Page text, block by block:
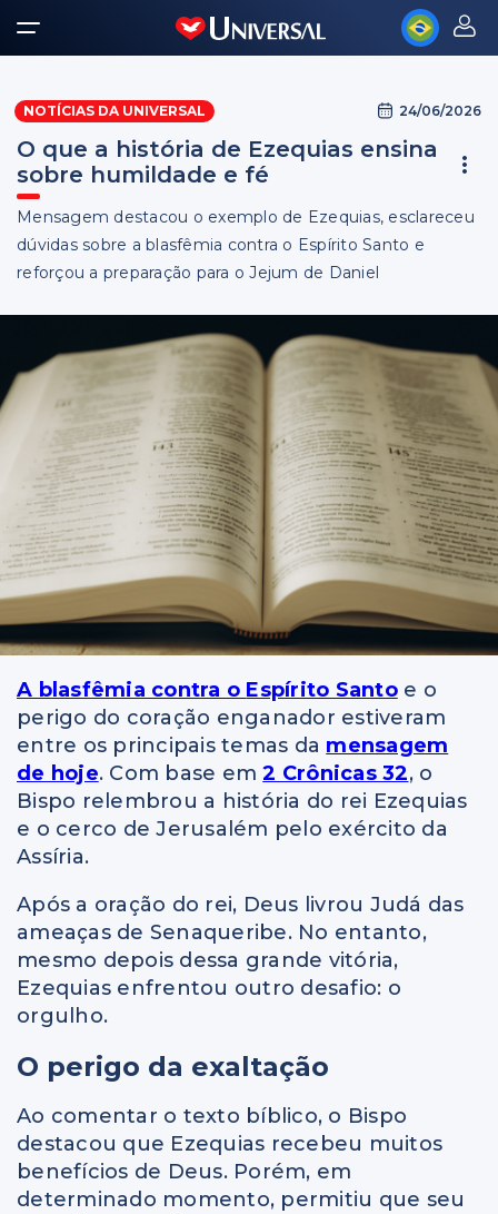
NOTÍCIAS DA UNIVERSAL 24/06/2026
O que a história de Ezequias ensina
sobre humildade e fé
Mensagem destacou o exemplo de Ezequias, esclareceu
dúvidas sobre a blasfêmia contra o Espírito Santo e
reforçou a preparação para o Jejum de Daniel
A blasfêmia contra o Espírito Santoe o
perigo do coração enganador estiveram
entre os principais temas da mensagem
de hoje. Com base em2 Crônicas 32, o
Bispo relembrou a história do rei Ezequias
e o cerco de Jerusalém pelo exército da
Assíria.
Após a oração do rei, Deus livrou Judá das
ameaças de Senaqueribe. No entanto,
mesmo depois dessa grande vitória,
Ezequias enfrentou outro desafio: o
orgulho.
O perigo da exaltação
Ao comentar o texto bíblico, o Bispo
destacou que Ezequias recebeu muitos
benefícios de Deus. Porém, em
determinado momento, permitiu que seu